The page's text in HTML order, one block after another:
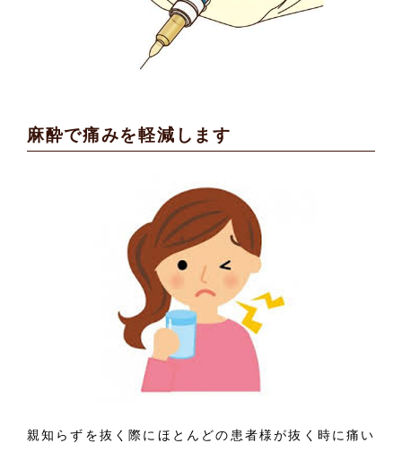
麻酔で痛みを軽減します
親知らずを抜く際にほとんどの患者様が抜く時に痛い